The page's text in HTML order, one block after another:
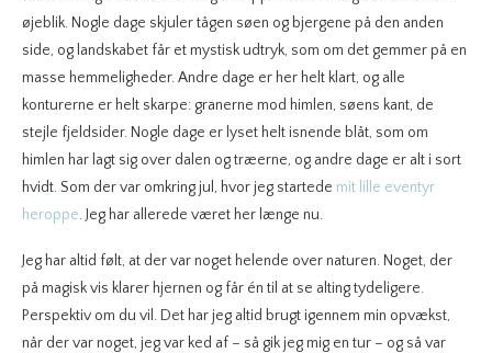
øjeblik. Nogle dage skjuler tågen søen og bjergene på den anden
side, og landskabet får et mystisk udtryk, som om det gemmer på en
masse hemmeligheder. Andre dage er her helt klart, og alle
konturerne er helt skarpe: granerne mod himlen, søens kant, de
stejle fjeldsider. Nogle dage er lyset helt isnende blåt, som om
himlen har lagt sig over dalen og træerne, og andre dage er alt i sort
hvidt. Som der var omkring jul, hvor jeg startede mit lille eventyr
heroppe. Jeg har allerede været her længe nu.
Jeg har altid følt, at der var noget helende over naturen. Noget, der
på magisk vis klarer hjernen og får én til at se alting tydeligere.
Perspektiv om du vil. Det har jeg altid brugt igennem min opvækst,
når der var noget, jeg var ked af – så gik jeg mig en tur – og så var